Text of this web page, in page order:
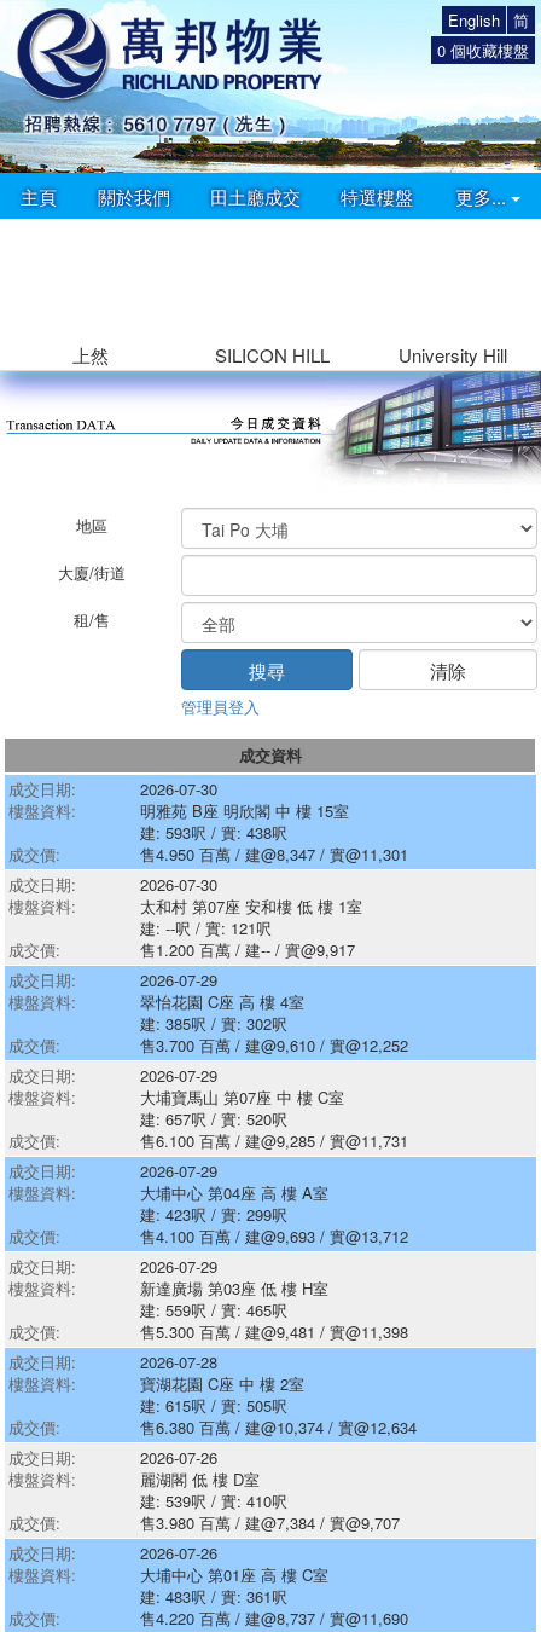
简
English
0 個收藏樓盤
主頁 關於我們 田土廳成交 特選樓盤 更多...
上然 SILICON HILL University Hill
地區
大廈/街道
租/售
管理員登入
成交資料
成交日期:
2026-07-30
樓盤資料:
明雅苑 B座 明欣閣 中 樓 15室
建: 593呎 / 實: 438呎
成交價:
售4.950 百萬 / 建@8,347 / 實@11,301
成交日期:
2026-07-30
樓盤資料:
太和村 第07座 安和樓 低 樓 1室
建: --呎 / 實: 121呎
成交價:
售1.200 百萬 / 建-- / 實@9,917
成交日期:
2026-07-29
樓盤資料:
翠怡花園 C座 高 樓 4室
建: 385呎 / 實: 302呎
成交價:
售3.700 百萬 / 建@9,610 / 實@12,252
成交日期:
2026-07-29
樓盤資料:
大埔寶馬山 第07座 中 樓 C室
建: 657呎 / 實: 520呎
成交價:
售6.100 百萬 / 建@9,285 / 實@11,731
成交日期:
2026-07-29
樓盤資料:
大埔中心 第04座 高 樓 A室
建: 423呎 / 實: 299呎
成交價:
售4.100 百萬 / 建@9,693 / 實@13,712
成交日期:
2026-07-29
樓盤資料:
新達廣場 第03座 低 樓 H室
建: 559呎 / 實: 465呎
成交價:
售5.300 百萬 / 建@9,481 / 實@11,398
成交日期:
2026-07-28
樓盤資料:
寶湖花園 C座 中 樓 2室
建: 615呎 / 實: 505呎
成交價:
售6.380 百萬 / 建@10,374 / 實@12,634
成交日期:
2026-07-26
樓盤資料:
麗湖閣 低 樓 D室
建: 539呎 / 實: 410呎
成交價:
售3.980 百萬 / 建@7,384 / 實@9,707
成交日期:
2026-07-26
樓盤資料:
大埔中心 第01座 高 樓 C室
建: 483呎 / 實: 361呎
成交價:
售4.220 百萬 / 建@8,737 / 實@11,690